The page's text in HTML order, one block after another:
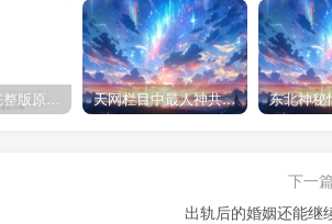
雨后小故事完整版原片动态图（图+文字解说版） 天网栏目中最人神共愤的一期《消失的夫妻》
下一
出轨后的婚姻还能继